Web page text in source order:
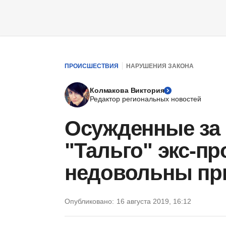
ПРОИСШЕСТВИЯ НАРУШЕНИЯ ЗАКОНА
Колмакова Виктория
Редактор региональных новостей
Осужденные за
"Тальго" экс-
недовольны
Опубликовано: 16 августа 2019, 16:12